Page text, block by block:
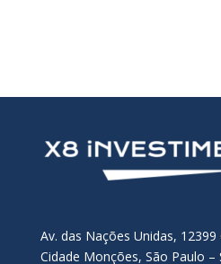
Av. das Nações Unidas,
Cidade Monções, São Paulo –